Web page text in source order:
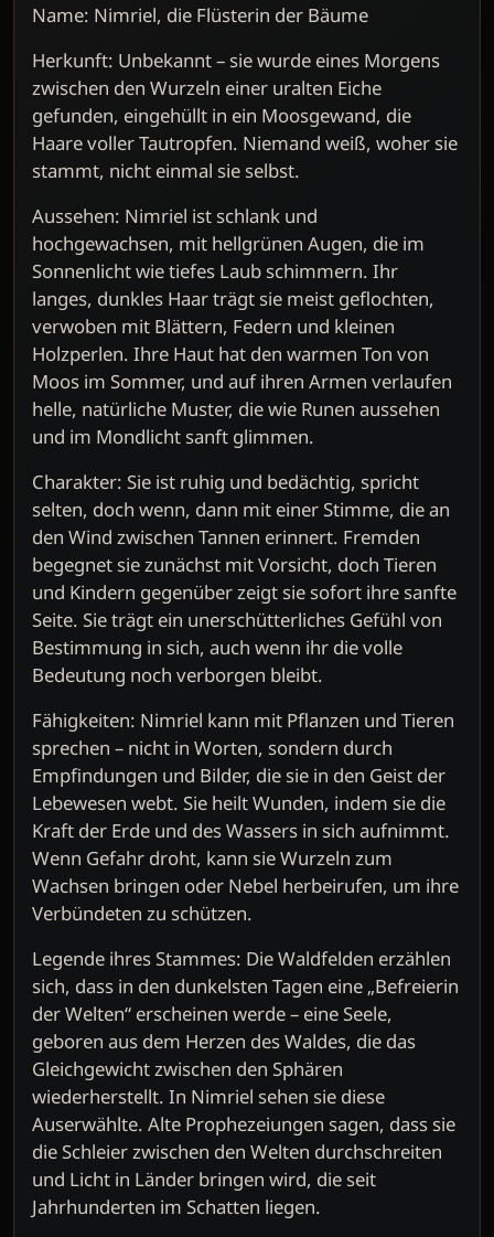
Name: Nimriel, die Flüsterin der Bäume
Herkunft: Unbekannt – sie wurde eines Morgens
zwischen den Wurzeln einer uralten Eiche
gefunden, eingehüllt in ein Moosgewand, die
Haare voller Tautropfen. Niemand weiß, woher sie
stammt, nicht einmal sie selbst.
Aussehen: Nimriel ist schlank und
hochgewachsen, mit hellgrünen Augen, die im
Sonnenlicht wie tiefes Laub schimmern. Ihr
langes, dunkles Haar trägt sie meist geflochten,
verwoben mit Blättern, Federn und kleinen
Holzperlen. Ihre Haut hat den warmen Ton von
Moos im Sommer, und auf ihren Armen verlaufen
helle, natürliche Muster, die wie Runen aussehen
und im Mondlicht sanft glimmen.
Charakter: Sie ist ruhig und bedächtig, spricht
selten, doch wenn, dann mit einer Stimme, die an
den Wind zwischen Tannen erinnert. Fremden
begegnet sie zunächst mit Vorsicht, doch Tieren
und Kindern gegenüber zeigt sie sofort ihre sanfte
Seite. Sie trägt ein unerschütterliches Gefühl von
Bestimmung in sich, auch wenn ihr die volle
Bedeutung noch verborgen bleibt.
Fähigkeiten: Nimriel kann mit Pflanzen und Tieren
sprechen – nicht in Worten, sondern durch
Empfindungen und Bilder, die sie in den Geist der
Lebewesen webt. Sie heilt Wunden, indem sie die
Kraft der Erde und des Wassers in sich aufnimmt.
Wenn Gefahr droht, kann sie Wurzeln zum
Wachsen bringen oder Nebel herbeirufen, um ihre
Verbündeten zu schützen.
Legende ihres Stammes: Die Waldfelden erzählen
sich, dass in den dunkelsten Tagen eine „Befreierin
der Welten“ erscheinen werde – eine Seele,
geboren aus dem Herzen des Waldes, die das
Gleichgewicht zwischen den Sphären
wiederherstellt. In Nimriel sehen sie diese
Auserwählte. Alte Prophezeiungen sagen, dass sie
die Schleier zwischen den Welten durchschreiten
und Licht in Länder bringen wird, die seit
Jahrhunderten im Schatten liegen.